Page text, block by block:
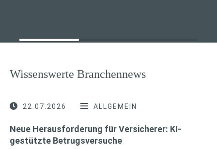
Wissenswerte Branchennews
22.07.2026 ALLGEMEIN
Neue Herausforderung für Versicherer: KI-
gestützte Betrugsversuche